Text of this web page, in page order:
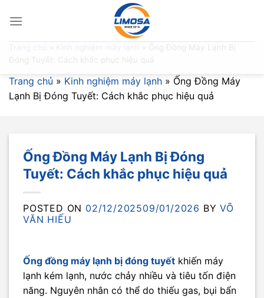
Ống Đồng Máy Lạnh Bị
Đóng Tuyết: Cách khắc phục hiệu quả
Trang chủ » Kinh nghiệm máy lạnh » Ống Đồng Máy
Lạnh Bị Đóng Tuyết: Cách khắc phục hiệu quả
Ống Đồng Máy Lạnh Bị Đóng
Tuyết: Cách khắc phục hiệu quả
POSTED ON 02/12/202509/01/2026 BYVÕ
VĂN HIẾU
Ống đồng máy lạnh bị đóng tuyết khiến máy
lạnh kém lạnh, nước chảy nhiều và tiêu tốn điện
năng. Nguyên nhân có thể do thiếu gas, bụi bẩn